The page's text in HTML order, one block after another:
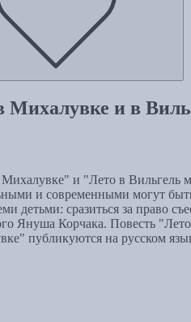
и в
и "Лето в Вильгель
и современными могут
детьми: сразиться за право
Януша Корчака. Повесть
публикуются на русском